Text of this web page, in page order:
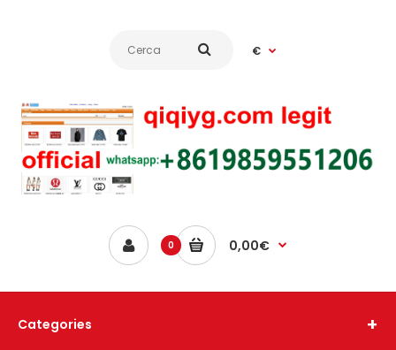
€
0 0,00€
Categories